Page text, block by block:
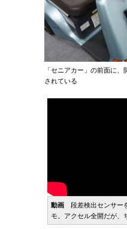
「セニアカー」の前面に
されている
動画 段差検出センサー
モ。アクセル全開だが、